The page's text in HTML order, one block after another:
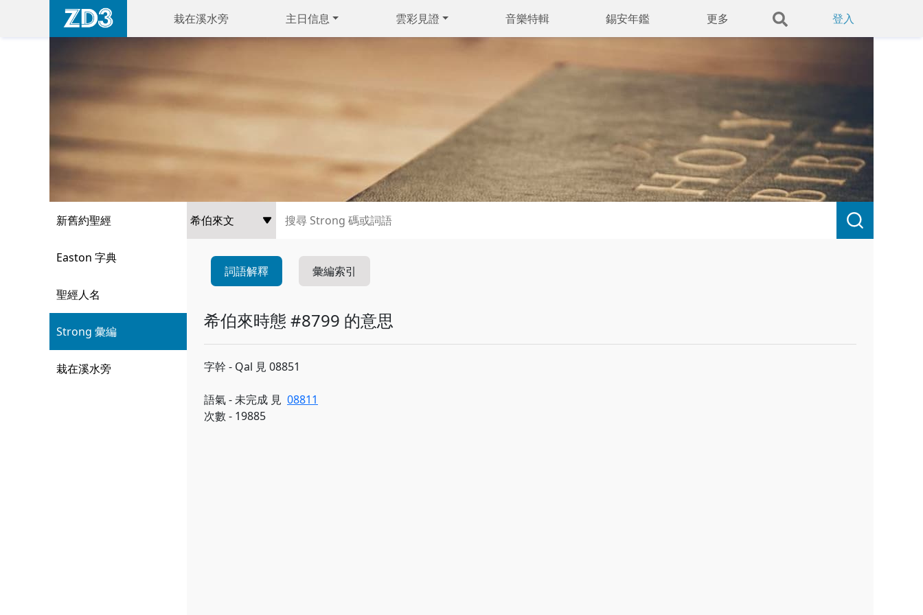
栽在溪水旁 主日信息 雲彩見證 音樂特輯 錫安年鑑 更多 登入
新舊約聖經
Easton 字典
聖經人名
Strong 彙編
栽在溪水旁
詞語解釋 彙編索引
希伯來時態 #8799 的意思
字幹 - Qal 見 08851
語氣 - 未完成 見 08811
次數 - 19885